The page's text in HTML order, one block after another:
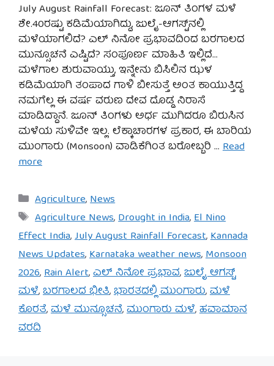
July August Rainfall Forecast: ಜೂನ್ ತಿಂಗಳ ಮಳೆ
ಶೇ.40ರಷ್ಟು ಕಡಿಮೆಯಾಗಿದ್ದು, ಜುಲೈ-ಆಗಸ್ಟ್‌ನಲ್ಲಿ
ಮಳೆಯಾಗಲಿದೆ? ಎಲ್ ನಿನೋ ಪ್ರಭಾವದಿಂದ ಬರಗಾಲದ
ಮುನ್ಸೂಚನೆ ಎಷ್ಟಿದೆ? ಸಂಪೂರ್ಣ ಮಾಹಿತಿ ಇಲ್ಲಿದೆ…
ಮಳೆಗಾಲ ಶುರುವಾಯ್ತು, ಇನ್ನೇನು ಬಿಸಿಲಿನ ಝಳ
ಕಡಿಮೆಯಾಗಿ ತಂಪಾದ ಗಾಳಿ ಬೀಸುತ್ತೆ ಅಂತ ಕಾಯುತ್ತಿದ್ದ
ನಮಗೆಲ್ಲ ಈ ವರ್ಷ ವರುಣ ದೇವ ದೊಡ್ಡ ನಿರಾಸೆ
ಮಾಡಿದ್ದಾನೆ. ಜೂನ್ ತಿಂಗಳು ಅರ್ಧ ಮುಗಿದರೂ ಬಿರುಸಿನ
ಮಳೆಯ ಸುಳಿವೇ ಇಲ್ಲ. ಲೆಕ್ಕಾಚಾರಗಳ ಪ್ರಕಾರ, ಈ ಬಾರಿಯ
ಮುಂಗಾರು (Monsoon) ವಾಡಿಕೆಗಿಂತ ಬರೋಬ್ಬರಿ … Read
more
Categories
Agriculture,News
Tags
Agriculture News,Drought in India,El Nino
Effect India,July August Rainfall Forecast,Kannada
News Updates,Karnataka weather news,Monsoon
2026,Rain Alert,ಎಲ್ ನಿನೋ ಪ್ರಭಾವ,ಜುಲೈ ಆಗಸ್ಟ್
ಮಳೆ,ಬರಗಾಲದ ಭೀತಿ,ಭಾರತದಲ್ಲಿ ಮುಂಗಾರು,ಮಳೆ
ಕೊರತೆ,ಮಳೆ ಮುನ್ಸೂಚನೆ,ಮುಂಗಾರು ಮಳೆ,ಹವಾಮಾನ
ವರದಿ